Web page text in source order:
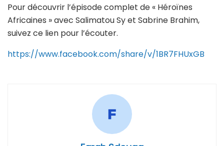
Pour découvrir l’épisode complet de « Héroïnes
Africaines » avec Salimatou Sy et Sabrine Brahim,
suivez ce lien pour l’écouter.
https://www.facebook.com/share/v/1BR7FHUxGB